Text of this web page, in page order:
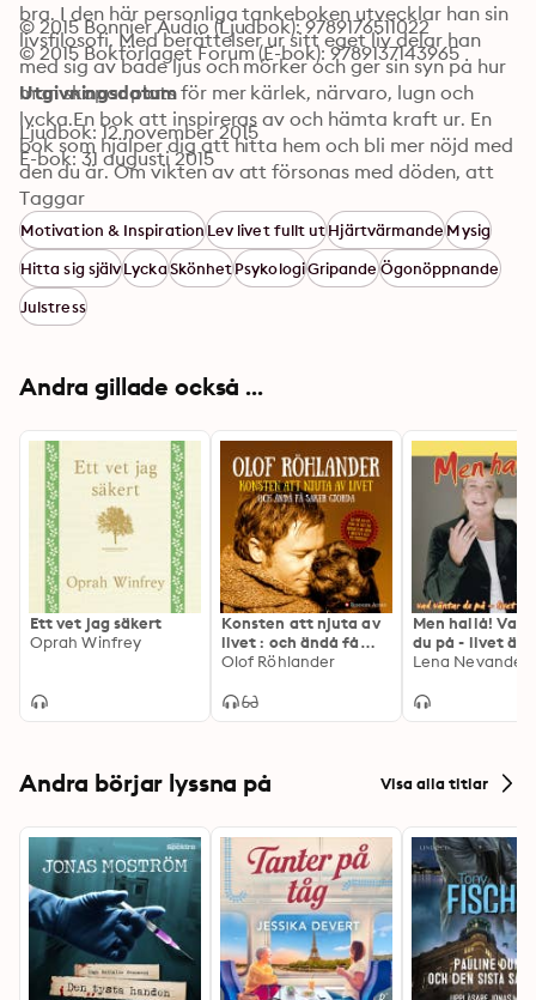
bra. I den här personliga tankeboken utvecklar han sin
livsfilosofi. Med berättelser ur sitt eget liv delar han
med sig av både ljus och mörker och ger sin syn på hur
man skapar plats för mer kärlek, närvaro, lugn och
lycka.En bok att inspireras av och hämta kraft ur. En
bok som hjälper dig att hitta hem och bli mer nöjd med
den du är. Om vikten av att försonas med döden, att
vänta in sin själ och att uppleva livet med alla fem
sinnen. Boken ger konkreta tips, till exempel vad det
innebär att leva efter ”korvkiosk-principen”. Och att ha
regelbundna utvecklingssamtal med sig själv och sin
partner.Tänk efter! Att träna huvudet är viktigare än
att träna kroppen, menar Ernst Kirchsteiger som
harmoniskt och glädjefyllt liv. Sluta jaga. Var snäll mot
idag.Lyckan i det lilla är en modern tankebok som får
oss att reflektera över de val vi gör och hur vi lever
våra liv. Boken innehåller också både nya och gamla
Ernst-citat: ”En vanlig sketen tisdag kan bli bra! Och
alla kan bli en parabol för lycka!”
© 2015 Bonnier Audio (Ljudbok): 9789176511022
© 2015 Bokförlaget Forum (E-bok): 9789137143965
Utgivningsdatum
Ljudbok: 12 november 2015
E-bok: 31 augusti 2015
Taggar
Motivation & InspirationLev livet fullt utHjärtvärmandeMysig
Hitta sig självLyckaSkönhetPsykologiGripandeÖgonöppnande
Julstress
Andra gillade också ...
Ett vet jag säkert
Oprah Winfrey
Konsten att njuta av
livet : och ändå få
saker gjorda
Olof Röhlander
Men hallå! Vad
du på - livet är
nu!
Andra börjar lyssna på Visa alla titlar